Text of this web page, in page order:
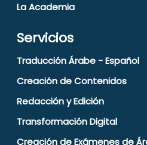
La Academia
Servicios
Traducción Árabe - Español
Creación de Contenidos
Redacción y Edición
Transformación Digital
Creación de Exámenes de